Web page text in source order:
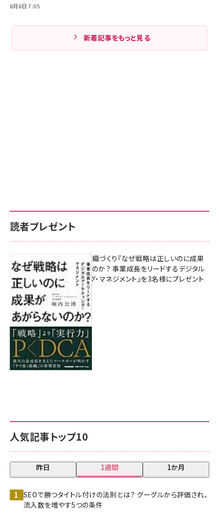
8月6日 7:05
新着記事をもっと見る
人気記事トップ10
昨日 1週間 1か月
SEOで勝つタイトル付けの法則とは？ グーグルから評価され、
流入数を増やす5つの条件
読者プレゼント
成果を生む組織づくり『なぜ戦略は正しいのに成果
があがらないのか？ 事業成長をリードするデジタル
マーケティング・マネジメント』を3名様にプレゼント
8月7日 10:00